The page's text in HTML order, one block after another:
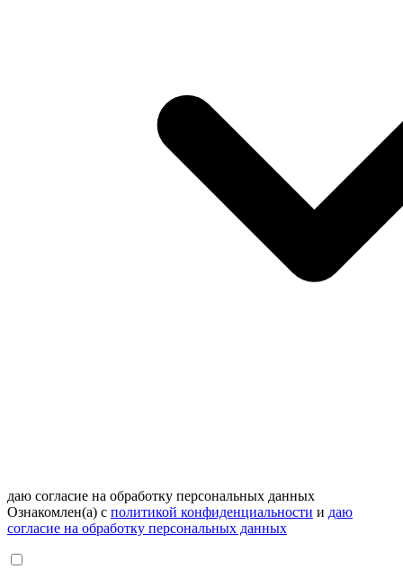
даю согласие на обработку персональных данных
Ознакомлен(а) с политикой конфиденциальности и даю
согласие на обработку персональных данных